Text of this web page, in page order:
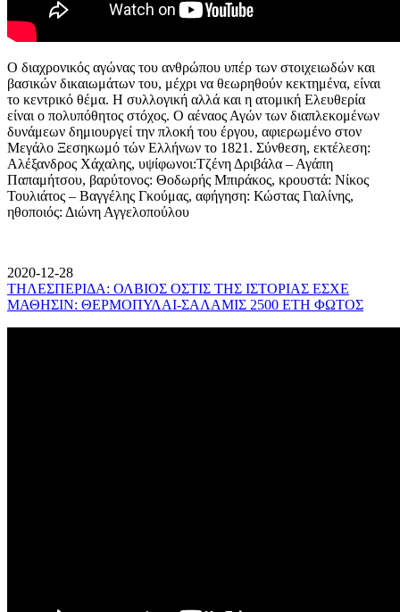
Ο διαχρονικός αγώνας του ανθρώπου υπέρ των στοιχειωδών και
βασικών δικαιωμάτων του, μέχρι να θεωρηθούν κεκτημένα, είναι
το κεντρικό θέμα. Η συλλογική αλλά και η ατομική Ελευθερία
είναι ο πολυπόθητος στόχος. Ο αέναος Αγών των διαπλεκομένων
δυνάμεων δημιουργεί την πλοκή του έργου, αφιερωμένο στον
Μεγάλο Ξεσηκωμό τών Ελλήνων το 1821. Σύνθεση, εκτέλεση:
Αλέξανδρος Χάχαλης, υψίφωνοι:Τζένη Δριβάλα – Αγάπη
Παπαμήτσου, βαρύτονος: Θοδωρής Μπιράκος, κρουστά: Νίκος
Τουλιάτος – Βαγγέλης Γκούμας, αφήγηση: Κώστας Γιαλίνης,
ηθοποιός: Διώνη Αγγελοπούλου
2020-12-28
ΤΗΛΕΣΠΕΡΙΔΑ: ΟΛΒΙΟΣ ΟΣΤΙΣ ΤΗΣ ΙΣΤΟΡΙΑΣ ΕΣΧΕ
ΜΑΘΗΣΙΝ: ΘΕΡΜΟΠΥΛΑΙ-ΣΑΛΑΜΙΣ 2500 ΕΤΗ ΦΩΤΟΣ